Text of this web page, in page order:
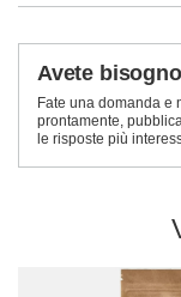
Avete
Fate una domanda e
prontamente,
le risposte più